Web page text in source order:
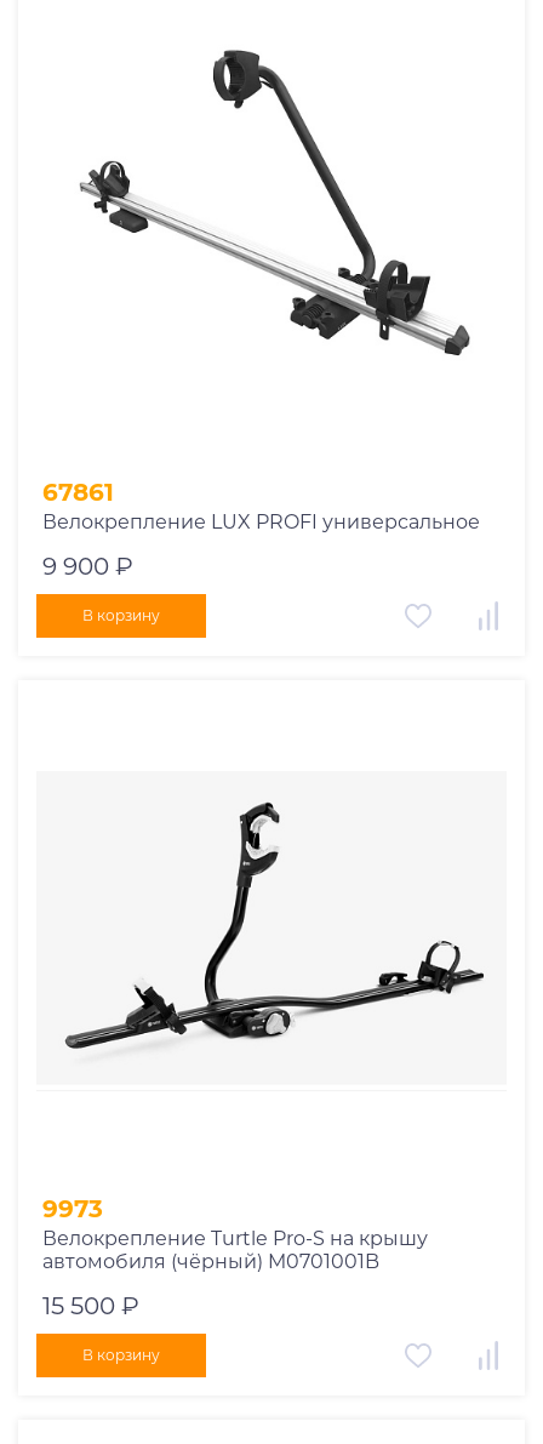
67861
Велокрепление LUX PROFI универсальное
9 900 ₽
В корзину
9973
Велокрепление Turtle Pro-S на крышу
автомобиля (чёрный) M0701001B
15 500 ₽
В корзину